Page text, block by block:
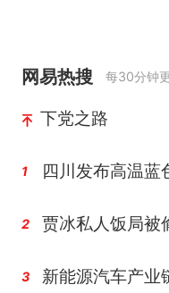
网易热搜 每30分钟
下党之路
1 四川发布高温蓝
2 贾冰私人饭局被
3 新能源汽车产业